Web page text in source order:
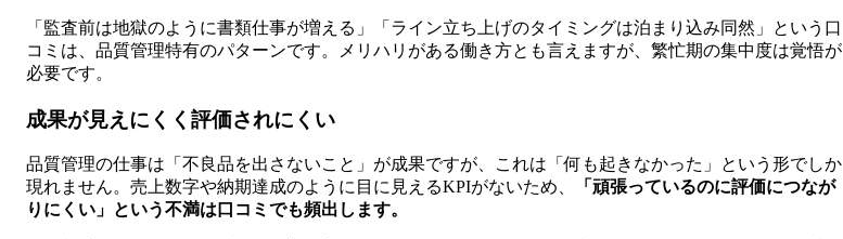
「監査前は地獄のように書類仕事が増える」「ライン立ち上げのタイミングは泊まり込み同然」という口
コミは、品質管理特有のパターンです。メリハリがある働き方とも言えますが、繁忙期の集中度は覚悟が
必要です。
成果が見えにくく評価されにくい
品質管理の仕事は「不良品を出さないこと」が成果ですが、これは「何も起きなかった」という形でしか
現れません。売上数字や納期達成のように目に見えるKPIがないため、
「頑張っているのに評価につなが
りにくい」という不満は口コミでも頻出します。